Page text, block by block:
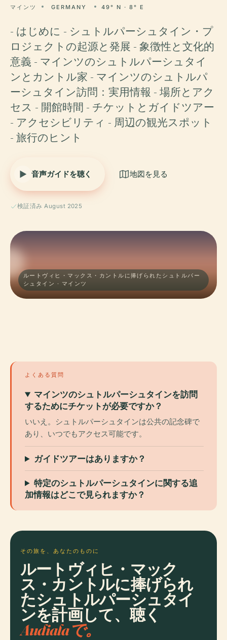
マインツ GERMANY 49° N · 8° E
- はじめに - シュトルパーシュタイン・プ
ロジェクトの起源と発展 - 象徴性と文化的
意義 - マインツのシュトルパーシュタイ
ンとカントル家 - マインツのシュトルパ
ーシュタイン訪問：実用情報 - 場所とアク
セス - 開館時間 - チケットとガイドツアー
- アクセシビリティ - 周辺の観光スポット
- 旅行のヒント
音声ガイドを聴く 地図を見る
検証済み August 2025
ルートヴィヒ・マックス・カントルに捧げられたシュトルパー
シュタイン · マインツ
よくある質問
マインツのシュトルパーシュタインを訪問
するためにチケットが必要ですか？
いいえ。シュトルパーシュタインは公共の記念碑で
あり、いつでもアクセス可能です。
ガイドツアーはありますか？
特定のシュトルパーシュタインに関する追
加情報はどこで見られますか？
その旅を、あなたのものに
ルートヴィヒ・マック
ス・カントルに捧げられ
たシュトルパーシュタイ
ンを計画して、聴く
Audialaで。